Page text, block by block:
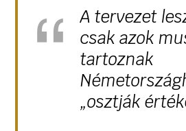
A tervezet
csak azok
tartoznak
„osztják